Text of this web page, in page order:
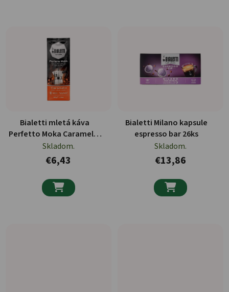
Bialetti mletá káva
Perfetto Moka Caramello
250g
Skladom.
€6,43

Bialetti Milano kapsule
espresso bar 26ks
Skladom.
€13,86
